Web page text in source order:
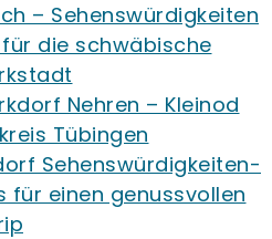
– Sehenswürdigkeiten
die schwäbische
Nehren – Kleinod
Tübingen
Sehenswürdigkeiten-
für einen genussvollen